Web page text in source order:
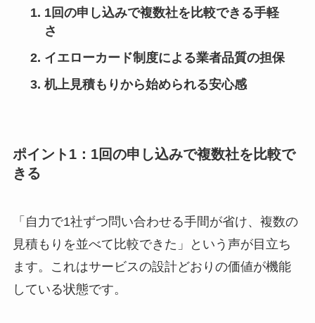
1回の申し込みで複数社を比較できる手軽
さ
イエローカード制度による業者品質の担保
机上見積もりから始められる安心感
ポイント1：1回の申し込みで複数社を比較で
きる
「自力で1社ずつ問い合わせる手間が省け、複数の
見積もりを並べて比較できた」という声が目立ち
ます。これはサービスの設計どおりの価値が機能
している状態です。